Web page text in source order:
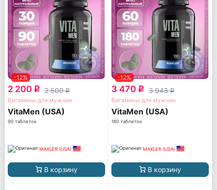
-12%
2 200 q 2 500q
Витамины для мужчин
VitaMen (USA)
90 таблеток
MAXLER (USA)
В корзину
-12%
3 470 q 3 943q
Витамины для мужчин
VitaMen (USA)
180 таблеток
MAXLER (USA)
В корзину